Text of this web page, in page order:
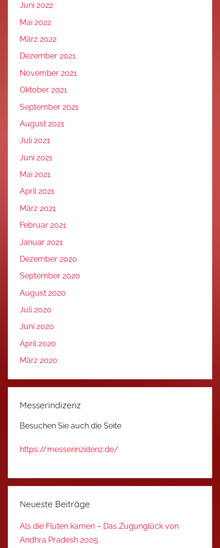
Juni 2022
Mai 2022
März 2022
Dezember 2021
November 2021
Oktober 2021
September 2021
August 2021
Juli 2021
Juni 2021
Mai 2021
April 2021
März 2021
Februar 2021
Januar 2021
Dezember 2020
September 2020
August 2020
Juli 2020
Juni 2020
April 2020
März 2020
Messerindizenz
Besuchen Sie auch die Seite
https://messerinzidenz.de/
Neueste Beiträge
Als die Fluten kamen – Das Zugunglück von
Andhra Pradesh 2005